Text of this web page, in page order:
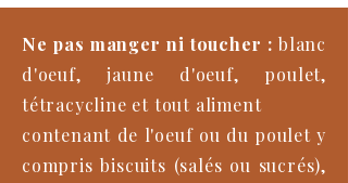
Ne pas manger ni toucher : blanc
d'oeuf, jaune d'oeuf, poulet,
tétracycline et tout aliment
contenant de l'oeuf ou du poulet y
compris biscuits (salés ou sucrés),